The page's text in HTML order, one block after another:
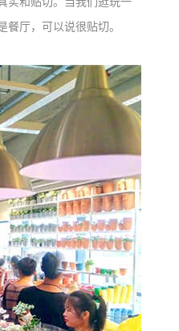
厅，可以说很贴切。